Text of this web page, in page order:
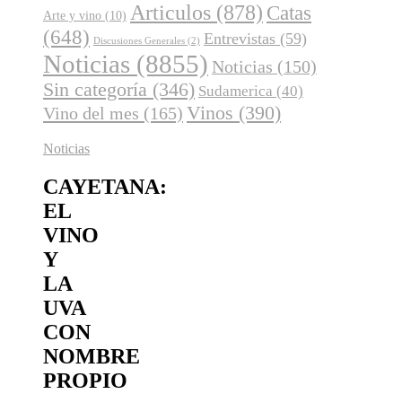
Arte y vino (10) Articulos (878) Catas
(648) Discusiones Generales (2) Entrevistas (59)
Noticias (8855) Noticias (150)
Sin categoría (346) Sudamerica (40)
Vino del mes (165) Vinos (390)
Noticias
CAYETANA:
EL
VINO
Y
LA
UVA
CON
NOMBRE
PROPIO